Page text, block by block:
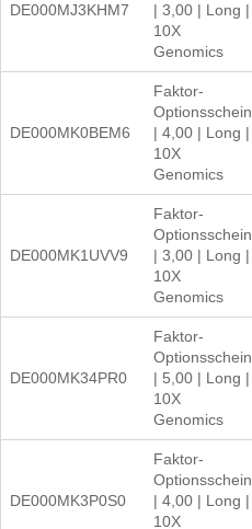
DE000MJ3KHM7
| 3,00 | Long |
10X
Genomics
DE000MK0BEM6
Faktor-
Optionsschein
| 4,00 | Long |
10X
Genomics
DE000MK1UVV9
Faktor-
Optionsschein
| 3,00 | Long |
10X
Genomics
DE000MK34PR0
Faktor-
Optionsschein
| 5,00 | Long |
10X
Genomics
DE000MK3P0S0
Faktor-
Optionsschein
| 4,00 | Long |
10X